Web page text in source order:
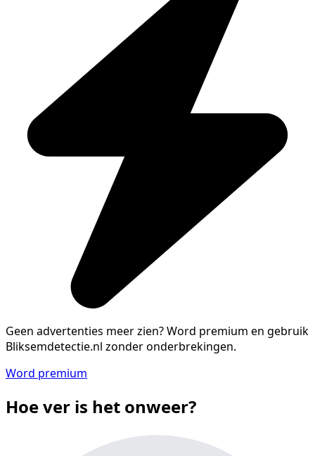
Geen advertenties meer zien?Word premium en gebruik
Bliksemdetectie.nl zonder onderbrekingen.
Word premium
Hoe ver is het onweer?